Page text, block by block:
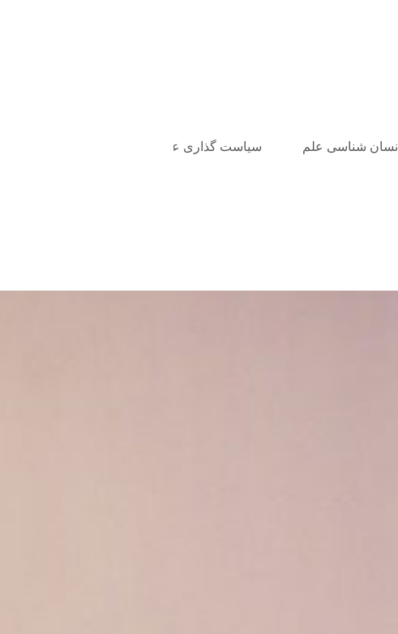
انسان شناسی علم سیاست گذاری علم و فناوری